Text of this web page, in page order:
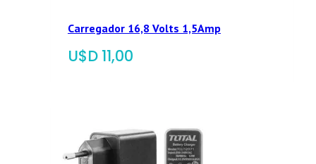
Carregador 16,8 Volts 1,5Amp
$ 11,00